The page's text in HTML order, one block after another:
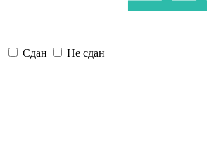
Сдан Не сдан